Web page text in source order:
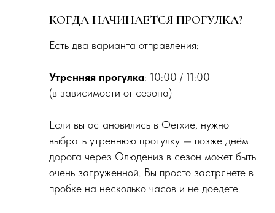
КОГДА НАЧИНАЕТСЯ ПРОГУЛКА?
Есть два варианта отправления:
Утренняя прогулка: 10:00 / 11:00
(в зависимости от сезона)
Если вы остановились в Фетхие, нужно
выбрать утреннюю прогулку — позже днём
дорога через Олюдениз в сезон может быть
очень загруженной. Вы просто застрянете в
пробке на несколько часов и не доедете.